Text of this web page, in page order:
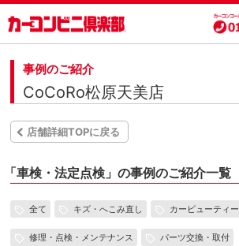
事例のご紹介
CoCoRo松原天美店
店舗詳細TOPに戻る
「車検・法定点検」の事例のご紹介一覧
全て キズ・へこみ直し カービューティー
修理・点検・メンテナンス パーツ交換・取付